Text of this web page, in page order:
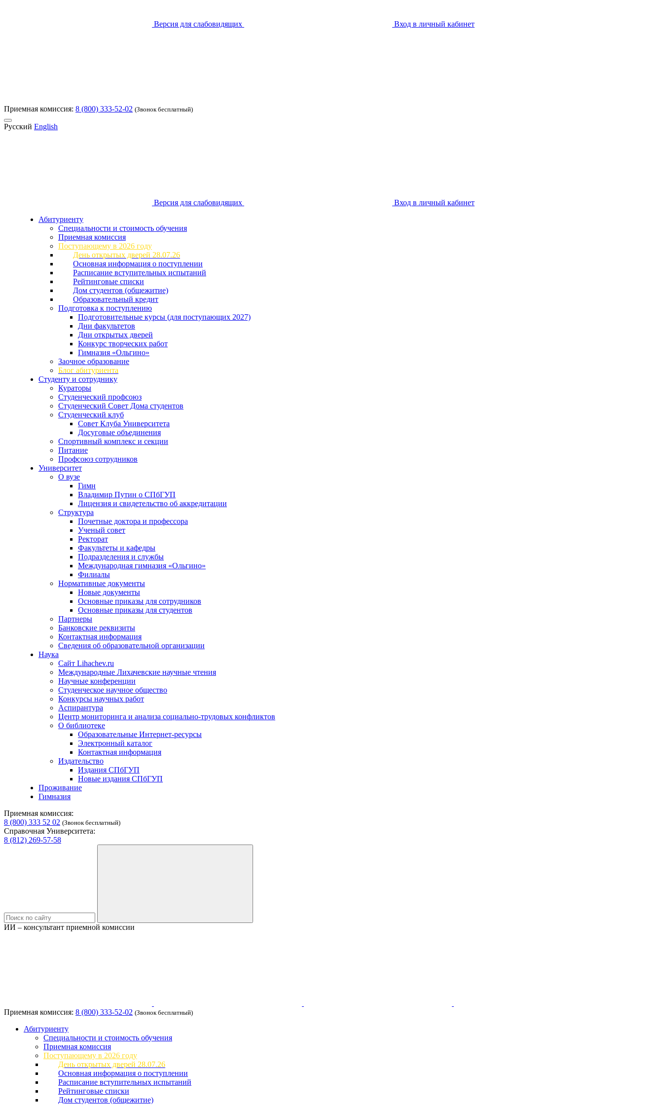
Версия для слабовидящих Вход в личный кабинет
Приемная комиссия: 8 (800) 333-52-02 (Звонок бесплатный)
Русский English
Версия для слабовидящих
Вход в личный кабинет
Абитуриенту
Специальности и стоимость обучения
Приемная комиссия
Поступающему в 2026 году
День открытых дверей 28.07.26
Основная информация о поступлении
Расписание вступительных испытаний
Рейтинговые списки
Дом студентов (общежитие)
Образовательный кредит
Подготовка к поступлению
Подготовительные курсы (для поступающих 2027)
Дни факультетов
Дни открытых дверей
Конкурс творческих работ
Гимназия «Ольгино»
Заочное образование
Блог абитуриента
Студенту и сотруднику
Кураторы
Студенческий профсоюз
Студенческий Совет Дома студентов
Студенческий клуб
Совет Клуба Университета
Досуговые объединения
Спортивный комплекс и секции
Питание
Профсоюз сотрудников
Университет
О вузе
Гимн
Владимир Путин о СПбГУП
Лицензия и свидетельство об аккредитации
Структура
Почетные доктора и профессора
Ученый совет
Ректорат
Факультеты и кафедры
Подразделения и службы
Международная гимназия «Ольгино»
Филиалы
Нормативные документы
Новые документы
Основные приказы для сотрудников
Основные приказы для студентов
Партнеры
Банковские реквизиты
Контактная информация
Сведения об образовательной организации
Наука
Сайт Lihachev.ru
Международные Лихачевские научные чтения
Научные конференции
Студенческое научное общество
Конкурсы научных работ
Аспирантура
Центр мониторинга и анализа социально-трудовых конфликтов
О библиотеке
Образовательные Интернет-ресурсы
Электронный каталог
Контактная информация
Издательство
Издания СПбГУП
Новые издания СПбГУП
Проживание
Гимназия
Приемная комиссия:
8 (800) 333 52 02 (Звонок бесплатный)
Справочная Университета:
8 (812) 269-57-58
ИИ – консультант приемной комиссии
Приемная комиссия: 8 (800) 333-52-02 (Звонок бесплатный)
Абитуриенту
Специальности и стоимость обучения
Приемная комиссия
Поступающему в 2026 году
День открытых дверей 28.07.26
Основная информация о поступлении
Расписание вступительных испытаний
Рейтинговые списки
Дом студентов (общежитие)